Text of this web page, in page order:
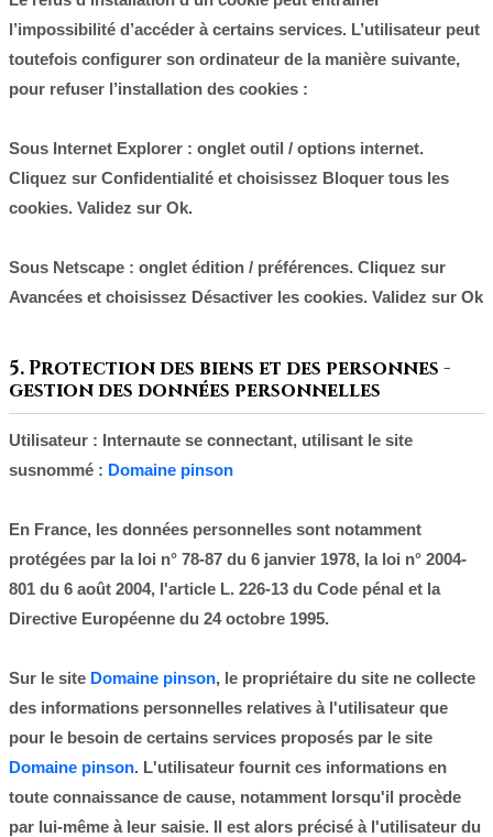
l’impossibilité d’accéder à certains services. L’utilisateur peut
toutefois configurer son ordinateur de la manière suivante,
pour refuser l’installation des cookies :
Sous Internet Explorer : onglet outil / options internet.
Cliquez sur Confidentialité et choisissez Bloquer tous les
cookies. Validez sur Ok.
Sous Netscape : onglet édition / préférences. Cliquez sur
Avancées et choisissez Désactiver les cookies. Validez sur Ok
5. Protection des biens et des personnes -
gestion des données personnelles
Utilisateur : Internaute se connectant, utilisant le site
susnommé : Domaine pinson
En France, les données personnelles sont notamment
protégées par la loi n° 78-87 du 6 janvier 1978, la loi n° 2004-
801 du 6 août 2004, l'article L. 226-13 du Code pénal et la
Directive Européenne du 24 octobre 1995.
Sur le site Domaine pinson, le propriétaire du site ne collecte
des informations personnelles relatives à l'utilisateur que
pour le besoin de certains services proposés par le site
Domaine pinson. L'utilisateur fournit ces informations en
toute connaissance de cause, notamment lorsqu'il procède
par lui-même à leur saisie. Il est alors précisé à l'utilisateur du